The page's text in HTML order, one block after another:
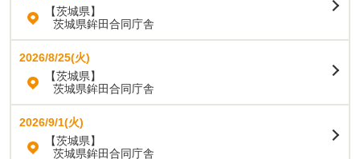
【茨城県】
茨城県鉾田合同庁舎
2026/8/25(火)
【茨城県】
茨城県鉾田合同庁舎
2026/9/1(火)
【茨城県】
茨城県鉾田合同庁舎